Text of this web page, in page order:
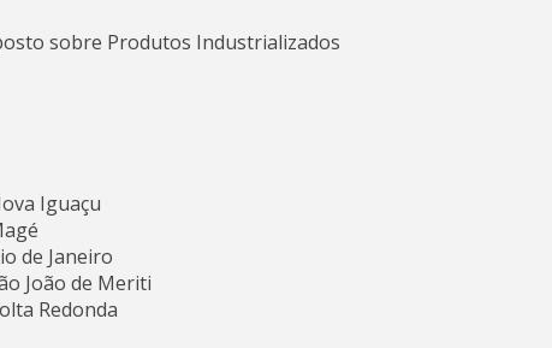
sobre Produtos Industrializados
Iguaçu
de Janeiro
João de Meriti
Redonda